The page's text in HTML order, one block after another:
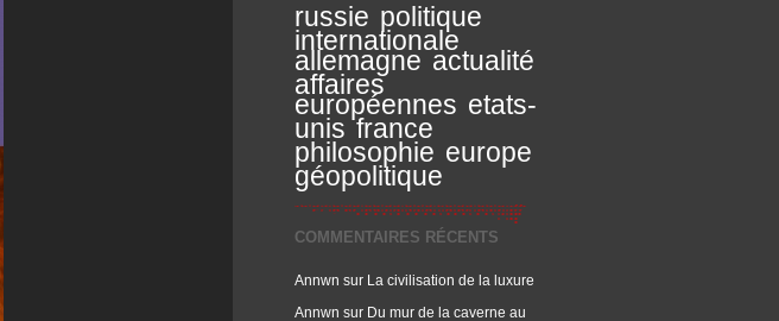
russie politique
internationale
allemagne actualité
affaires
européennes etats-
unis france
philosophie europe
géopolitique
COMMENTAIRES RÉCENTS
Annwn sur La civilisation de la luxure
Annwn sur Du mur de la caverne au